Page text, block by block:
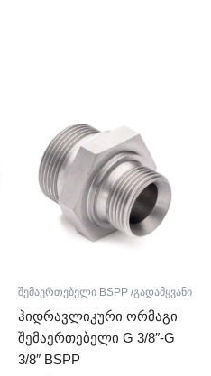
შემაერთებელი BSPP /გადამყვანი
ჰიდრავლიკური ორმაგი
შემაერთებელი G 3/8″-G
3/8″ BSPP